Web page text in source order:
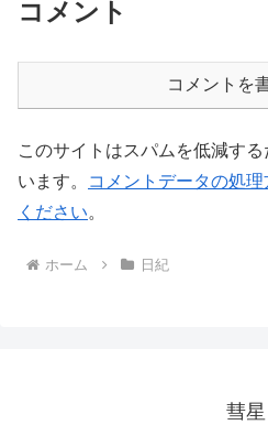
コメント
コメントを
このサイトはスパムを低減す
います。
コメントデータの処
ください。
ホーム 日紀
彗星